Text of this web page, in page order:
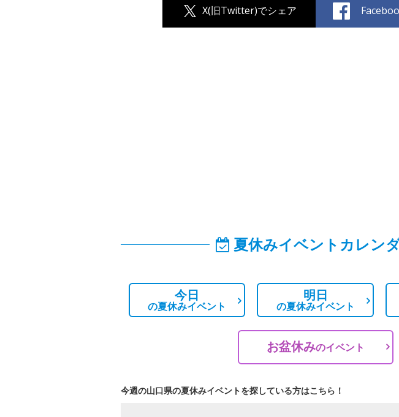
X(旧Twitter)でシェア
夏休みイベントカレン
今日
の夏休みイベント
明日
の夏休みイベント
お盆休みのイベント
今週の山口県の夏休みイベントを探している方はこちら！